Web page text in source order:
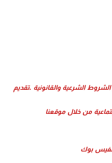
الشرعية والقانونية .تقديم
من خلال موقعنا
بوك